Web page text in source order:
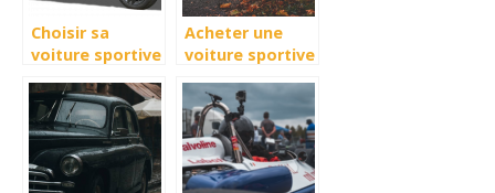
Choisir sa
voiture sportive
critères se
baser ?
Acheter une
voiture sportive
savoir ?